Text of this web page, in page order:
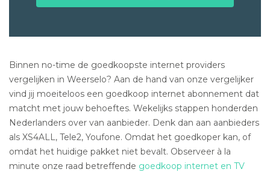
Binnen no-time de goedkoopste internet providers
vergelijken in Weerselo? Aan de hand van onze vergelijker
vind jij moeiteloos een goedkoop internet abonnement dat
matcht met jouw behoeftes. Wekelijks stappen honderden
Nederlanders over van aanbieder. Denk dan aan aanbieders
als XS4ALL, Tele2, Youfone. Omdat het goedkoper kan, of
omdat het huidige pakket niet bevalt. Observeer à la
minute onze raad betreffende goedkoop internet en TV